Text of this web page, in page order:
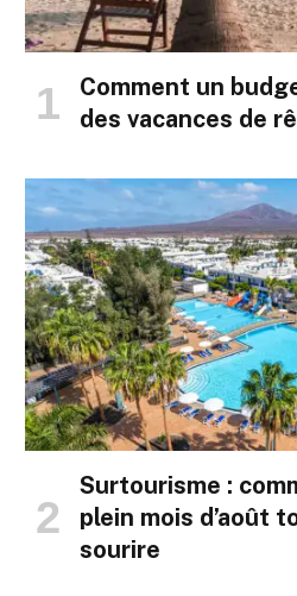
Comment un
des vacances de
Surtourisme :
plein mois d’août
sourire